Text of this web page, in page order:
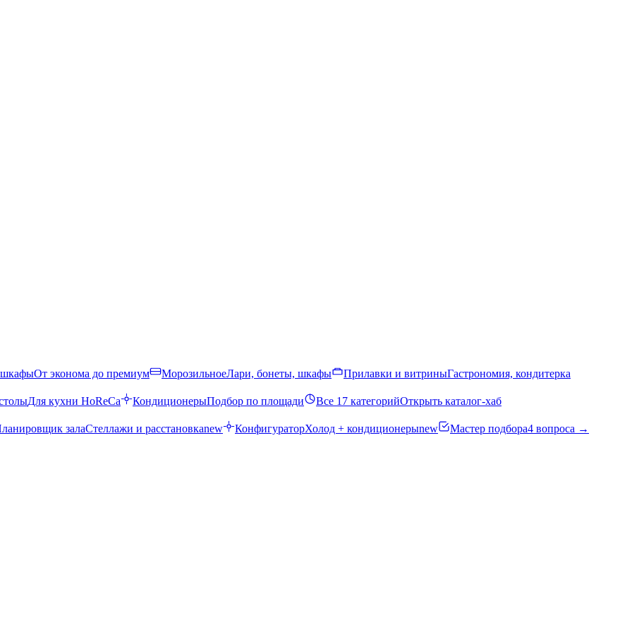
шкафыОт эконома до премиум МорозильноеЛари, бонеты, шкафы Прилавки и витриныГастрономия, кондитерка
Для кухни HoReCa КондиционерыПодбор по площади Все 17 категорийОткрыть каталог-хаб
залаСтеллажи и расстановкаnew КонфигураторХолод + кондиционерыnew Мастер подбора4 вопроса →